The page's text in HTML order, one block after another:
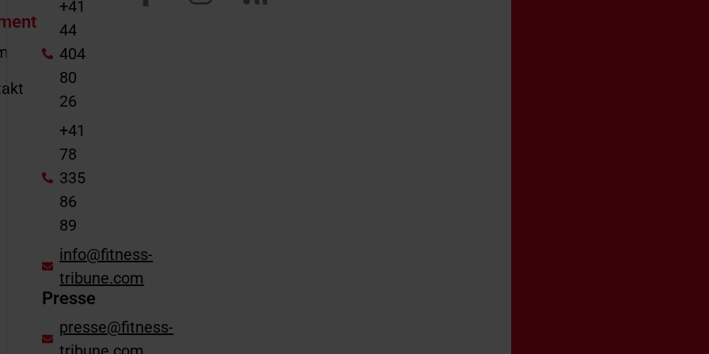
+41
44
404
80
26
+41
78
335
86
89
info@fitness-
tribune.com
Presse
presse@fitness-